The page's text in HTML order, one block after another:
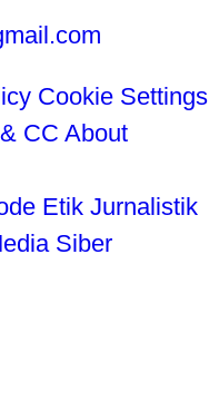
Cookie Settings
CC About
Etik Jurnalistik
Siber